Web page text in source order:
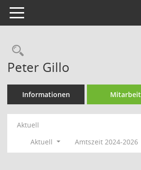
Toggle navigation
Rechercheauswahl
Peter Gillo
Informationen Mitarbeit
Aktuell
Aktuell
Amtszeit 2024-2026